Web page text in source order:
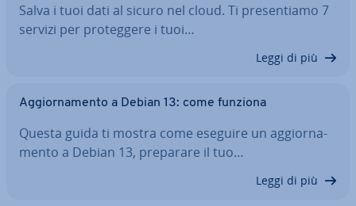
Salva i tuoi dati al sicuro nel cloud. Ti pre­sen­tia­mo 7
servizi per pro­teg­ge­re i tuoi…
Leggi di più
Ag­gior­na­men­to a Debian 13: come funziona
Questa guida ti mostra come eseguire un ag­gior­na­
men­to a Debian 13, preparare il tuo…
Leggi di più